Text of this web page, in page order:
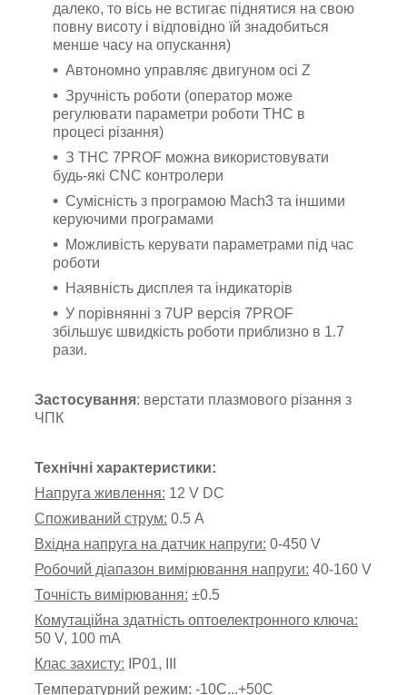
далеко, то вісь не встигає піднятися на свою
повну висоту і відповідно їй знадобиться
менше часу на опускання)
Автономно управляє двигуном осі Z
Зручність роботи (оператор може
регулювати параметри роботи ТНС в
процесі різання)
З THC 7PROF можна використовувати
будь-які CNC контролери
Сумісність з програмою Mach3 та іншими
керуючими програмами
Можливість керувати параметрами під час
роботи
Наявність дисплея та індикаторів
У порівнянні з 7UP версія 7PROF
збільшує швидкість роботи приблизно в 1.7
рази.
Застосування: верстати плазмового різання з
ЧПК
Технічні характеристики:
Напруга живлення: 12 V DC
Споживаний струм: 0.5 A
Вхідна напруга на датчик напруги: 0-450 V
Робочий діапазон вимірювання напруги: 40-160 V
Точність вимірювання: ±0.5
Комутаційна здатність оптоелектронного ключа:
50 V, 100 mA
Клас захисту: IP01, III
Температурний режим: -10С...+50С